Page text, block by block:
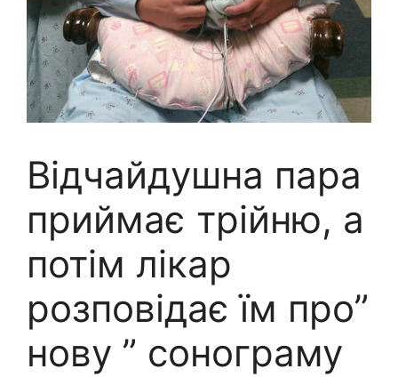
Відчайдушна пара
приймає трійню, а
потім лікар
розповідає їм про”
нову ” сонограму